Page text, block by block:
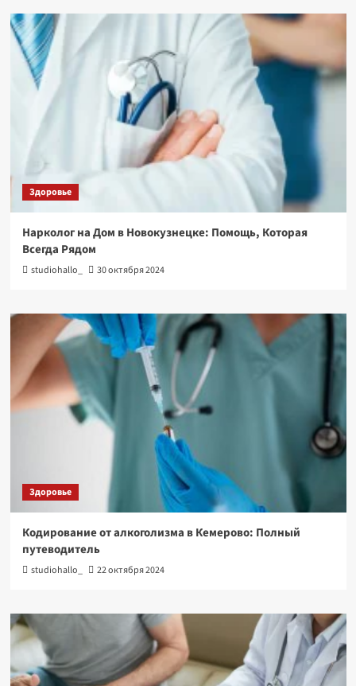
Здоровье
Нарколог на Дом в Новокузнецке: Помощь, Которая
Всегда Рядом
studiohallo_ 30 октября 2024
Здоровье
Кодирование от алкоголизма в Кемерово: Полный
путеводитель
studiohallo_ 22 октября 2024